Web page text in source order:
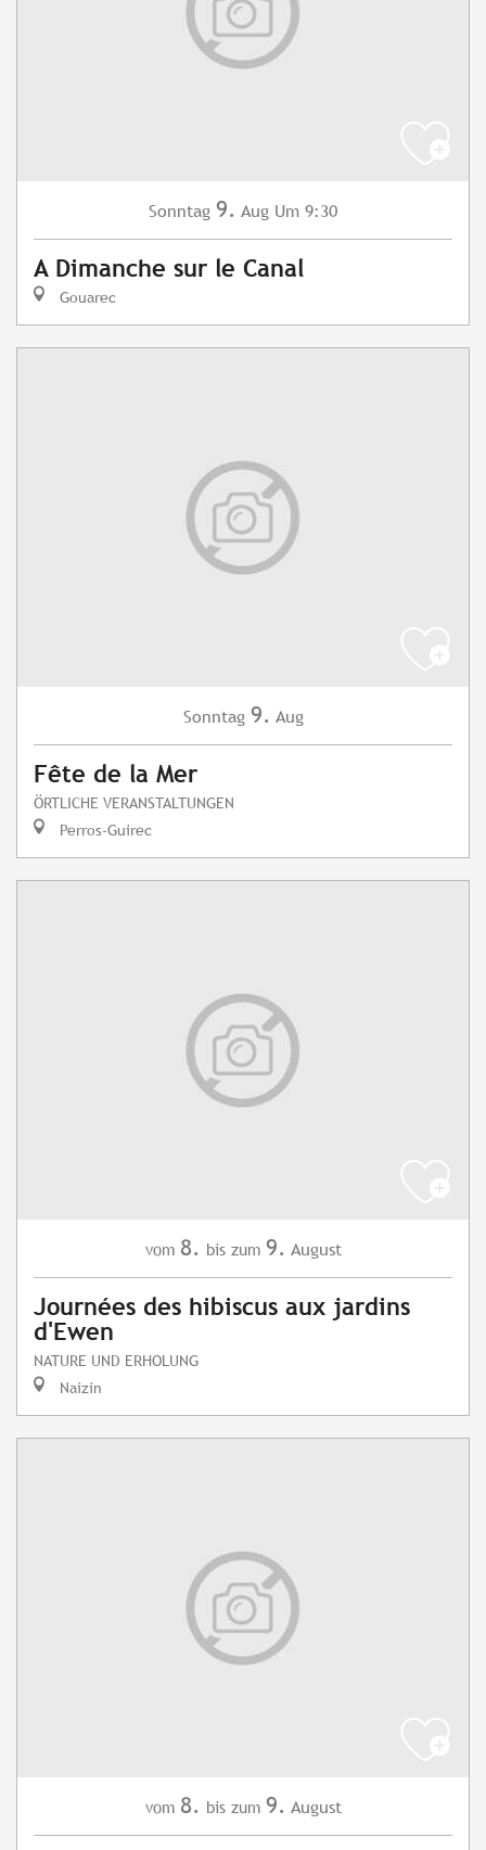
Sonntag 9. Aug Um 9:30
A Dimanche sur le Canal
Gouarec
Sonntag 9. Aug
Fête de la Mer
ÖRTLICHE VERANSTALTUNGEN
Perros-Guirec
vom 8. bis zum 9. August
Journées des hibiscus aux jardins
d'Ewen
NATURE UND ERHOLUNG
Naizin
vom 8. bis zum 9. August